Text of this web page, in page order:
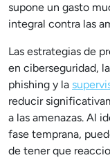
supone un gasto
integral contra las
Las estrategias de
en ciberseguridad,
phishing y la
reducir
a las amenazas. Al
fase temprana,
de tener que